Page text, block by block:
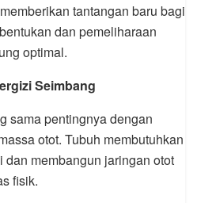
tantangan baru bagi
dan pemeliharaan
optimal.
Seimbang
sama pentingnya dengan
otot. Tubuh membutuhkan
membangun jaringan otot
fisik.